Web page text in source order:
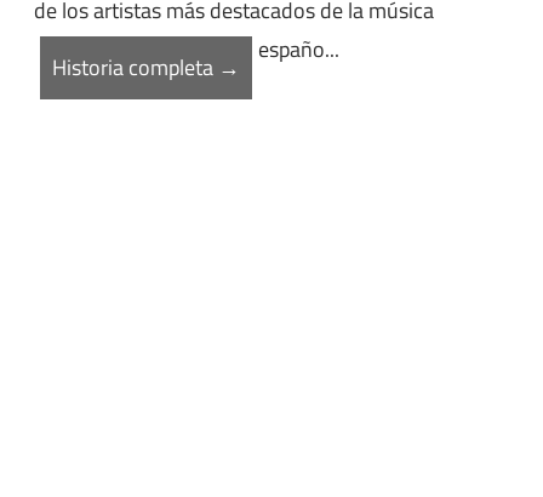
de los artistas más destacados de la música
españo...
Historia completa →